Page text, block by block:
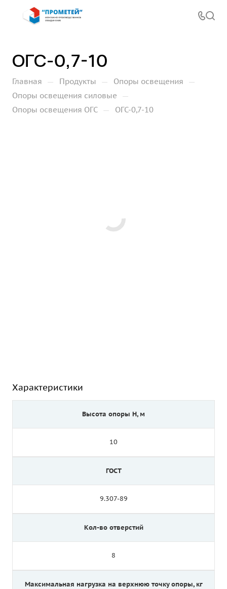
ОГС-0,7-10
Главная — Продукты — Опоры освещения —
Опоры освещения силовые —
Опоры освещения ОГС — ОГС-0,7-10
Характеристики
Высота опоры Н, м
10
ГОСТ
9.307-89
Кол-во отверстий
8
Максимальная нагрузка на верхнюю точку опоры, кг